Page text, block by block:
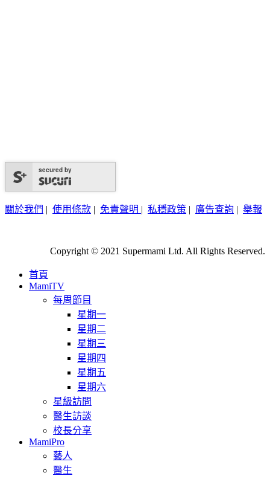
secured by
關於我們 | 使用條款 | 免責聲明 | 私穩政策 | 廣告查詢 | 舉報
Copyright © 2021 Supermami Ltd. All Rights Reserved.
首頁
MamiTV
每周節目
星期一
星期二
星期三
星期四
星期五
星期六
星級訪問
醫生訪談
校長分享
MamiPro
藝人
醫生